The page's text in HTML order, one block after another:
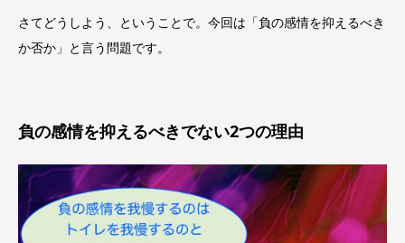
さてどうしよう、ということで。今回は「負の感情を抑えるべき
か否か」と言う問題です。
負の感情を抑えるべきでない2つの理由